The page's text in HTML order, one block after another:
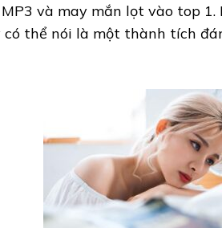
và may mắn lọt vào top
có thể nói là một thành tích